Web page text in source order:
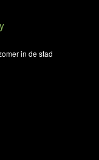
in de stad